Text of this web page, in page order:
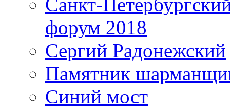
форум 2018
Сергий Радонежский
Памятник
Синий мост